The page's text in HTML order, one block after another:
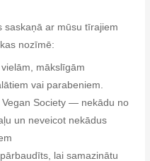
saskaņā ar mūsu tīrajiem
nozīmē:
mākslīgām
vai parabeniem.
Society — nekādu no
un neveicot nekādus
lai samazinātu